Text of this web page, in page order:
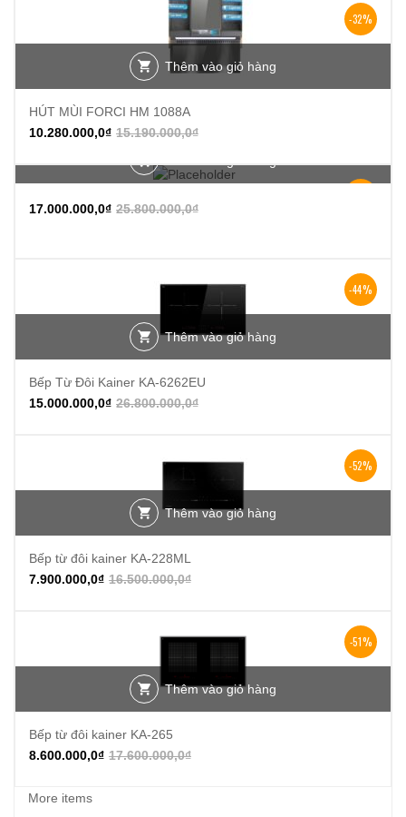
-32%
Thêm vào giỏ hàng
HÚT MÙI FORCI HM 1088A
15.190.000,0₫
10.280.000,0₫
25.800.000,0₫
17.000.000,0₫
-44%
Thêm vào giỏ hàng
Bếp Từ Đôi Kainer KA-6262EU
26.800.000,0₫
15.000.000,0₫
-52%
Thêm vào giỏ hàng
Bếp từ đôi kainer KA-228ML
16.500.000,0₫
7.900.000,0₫
-51%
Thêm vào giỏ hàng
Bếp từ đôi kainer KA-265
17.600.000,0₫
8.600.000,0₫
More items